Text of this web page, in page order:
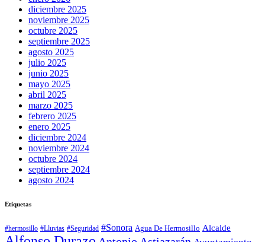
diciembre 2025
noviembre 2025
octubre 2025
septiembre 2025
agosto 2025
julio 2025
junio 2025
mayo 2025
abril 2025
marzo 2025
febrero 2025
enero 2025
diciembre 2024
noviembre 2024
octubre 2024
septiembre 2024
agosto 2024
Etiquetas
#hermosillo #Lluvias #Seguridad #Sonora Agua De Hermosillo Alcalde